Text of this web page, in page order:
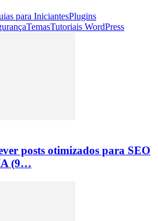
para IniciantesPlugins
TemasTutoriais WordPress
posts otimizados para SEO
(9…